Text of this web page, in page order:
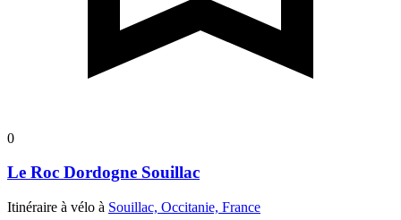
0
Le Roc Dordogne Souillac
Itinéraire à vélo à Souillac, Occitanie, France